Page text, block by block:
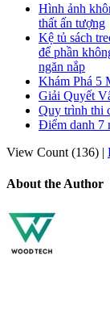
Hình ảnh
thất ấn tượng
Kệ tủ sách
để phần
ngăn nắp
Khám Phá 5
Giải Quyết
Quy trình thi
Điểm danh 7
View Count (136) |
About the Author